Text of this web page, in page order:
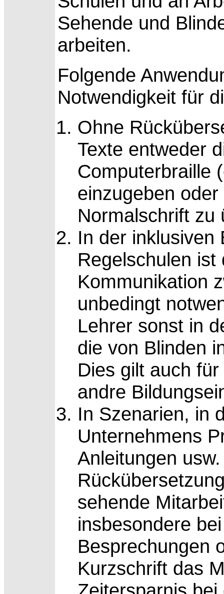
Sehende und
arbeiten.
Folgende
Notwendigkeit für
Ohne
Texte entweder
Computerbraille
einzugeben
Normalschrift zu
In der
Regelschulen
Kommunikation
unbedingt
Lehrer sonst in
die von Blinden
Dies gilt auch
andre
In Szenarien, in
Unternehmens
Anleitungen
sehende
insbesondere
Besprechungen
Kurzschrift das